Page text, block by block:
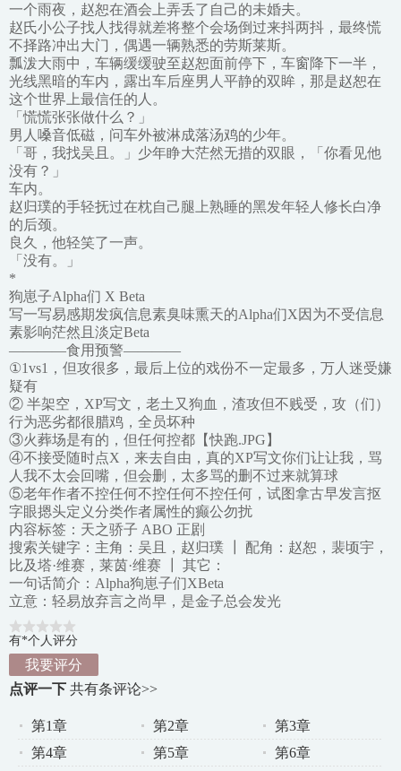
一个雨夜，赵恕在酒会上弄丢了自己的未婚夫。
赵氏小公子找人找得就差将整个会场倒过来抖两抖，最终慌
不择路冲出大门，偶遇一辆熟悉的劳斯莱斯。
瓢泼大雨中，车辆缓缓驶至赵恕面前停下，车窗降下一半，
光线黑暗的车内，露出车后座男人平静的双眸，那是赵恕在
这个世界上最信任的人。
「慌慌张张做什么？」
男人嗓音低磁，问车外被淋成落汤鸡的少年。
「哥，我找吴且。」少年睁大茫然无措的双眼，「你看见他
没有？」
车内。
赵归璞的手轻抚过在枕自己腿上熟睡的黑发年轻人修长白净
的后颈。
良久，他轻笑了一声。
「没有。」
*
狗崽子Alpha们 X Beta
写一写易感期发疯信息素臭味熏天的Alpha们X因为不受信息
素影响茫然且淡定Beta
————食用预警————
①1vs1，但攻很多，最后上位的戏份不一定最多，万人迷受嫌
疑有
② 半架空，XP写文，老土又狗血，渣攻但不贱受，攻（们）
行为恶劣都很腊鸡，全员坏种
③火葬场是有的，但任何控都【快跑.JPG】
④不接受随时点X，来去自由，真的XP写文你们让让我，骂
人我不太会回嘴，但会删，太多骂的删不过来就算球
⑤老年作者不控任何不控任何不控任何，试图拿古早发言抠
字眼摁头定义分类作者属性的癫公勿扰
内容标签：天之骄子 ABO 正剧
搜索关键字：主角：吴且，赵归璞 ┃ 配角：赵恕，裴顷宇，
比及塔·维赛，莱茵·维赛 ┃ 其它：
一句话简介：Alpha狗崽子们XBeta
立意：轻易放弃言之尚早，是金子总会发光
有*个人评分
我要评分
点评一下 共有条评论>>
第1章 第2章
第3章
第4章
第5章
第6章